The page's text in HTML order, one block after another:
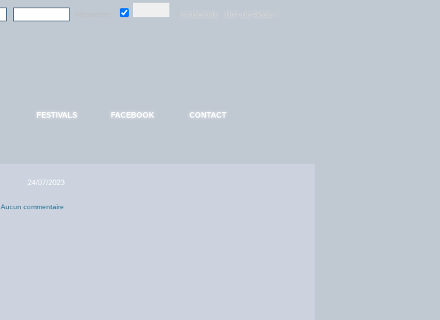
FESTIVALS FACEBOOK CONTACT
24/07/2023
Aucun commentaire